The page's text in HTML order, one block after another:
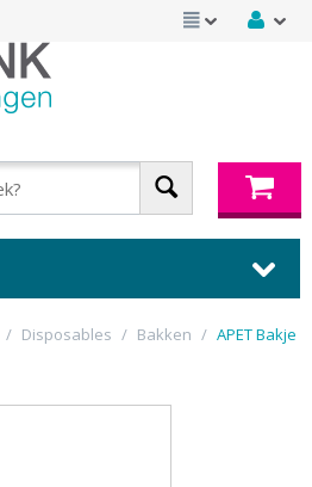
/ Disposables / Bakken / APET Bakje